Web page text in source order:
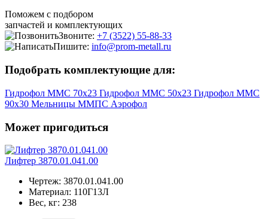
Поможем с подбором
запчастей и комплектующих
Звоните: +7 (3522) 55-88-33
Пишите: info@prom-metall.ru
Подобрать комплектующие для:
Гидрофол ММС 70х23 Гидрофол ММС 50х23 Гидрофол ММС
90х30 Мельницы ММПС Аэрофол
Может пригодиться
Лифтер 3870.01.041.00
Чертеж: 3870.01.041.00
Материал: 110Г13Л
Вес, кг: 238